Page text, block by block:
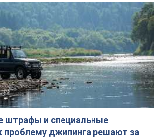
штрафы и специальные
проблему джипинга решают за